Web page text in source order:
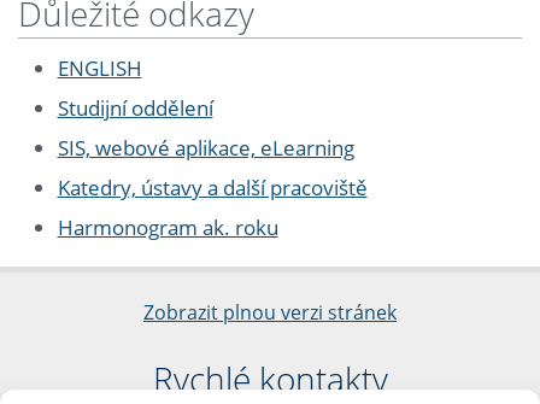
Důležité odkazy
ENGLISH
Studijní oddělení
SIS, webové aplikace, eLearning
Katedry, ústavy a další pracoviště
Harmonogram ak. roku
Zobrazit plnou verzi stránek
Rychlé kontakty